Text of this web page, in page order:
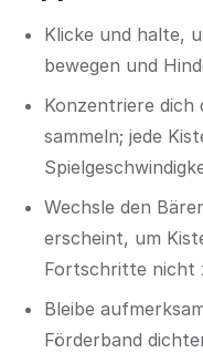
Klicke und halte,
bewegen und
Konzentriere dich
sammeln; jede
Wechsle den
erscheint, um
Fortschritte nicht
Bleibe
Förderband